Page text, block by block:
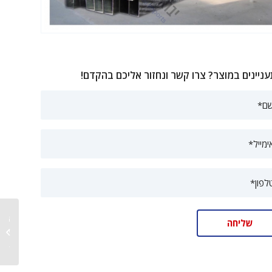
במוצר? צרו קשר ונחזור אליכם בהקדם!
יבוא